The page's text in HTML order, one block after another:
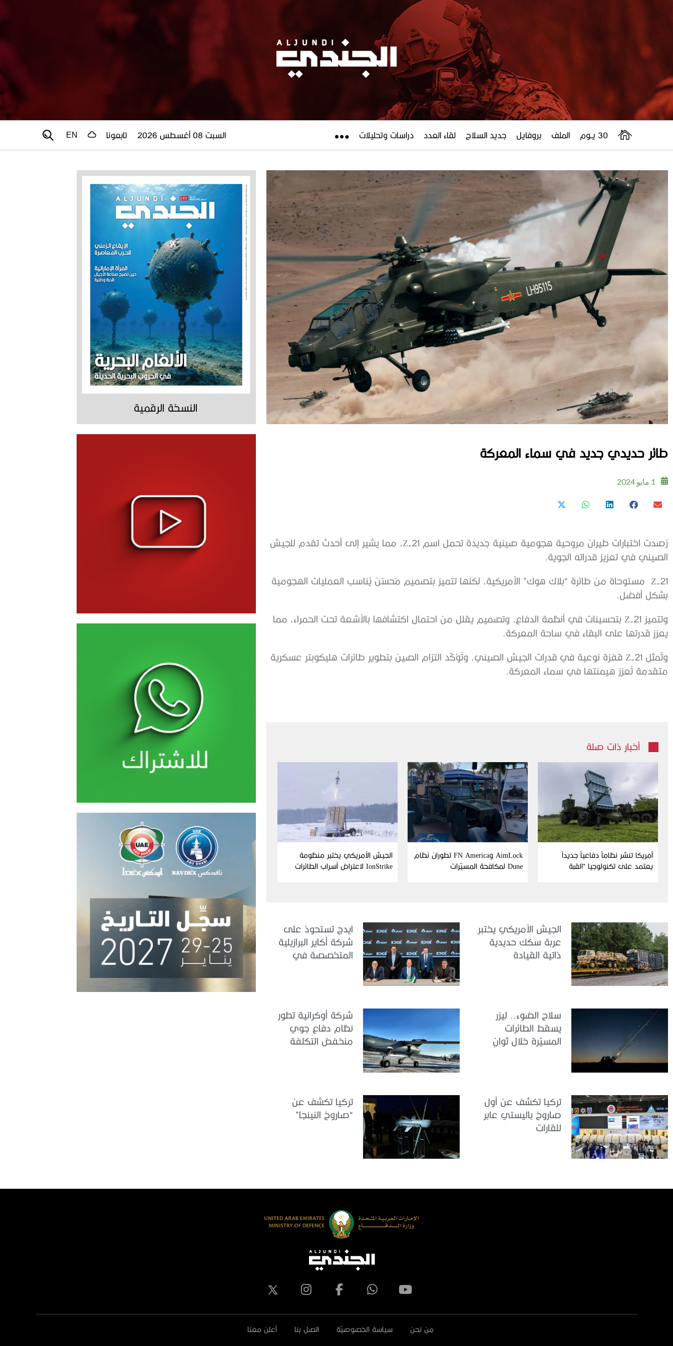
30 يــوم الملف بروفايل جديد السلاح لقاء العدد دراسات وتحليلات السبت 08 أغسطس 2026 تابعونا EN
طائر حديدي جديد في سماء المعركة
1 مايو 2024
رُصدت اختبارات طيران مروحية هجومية صينية جديدة تحمل اسم Z-21، مما يشير إلى أحدث تقدم للجيش
الصيني في تعزيز قدراته الجوية.
Z-21 مستوحاة من طائرة “بلاك هوك” الأمريكية، لكنها تتميز بتصميم مُحسّن يُناسب العمليات الهجومية
بشكل أفضل.
وتتميز Z-21 بتحسينات في أنظمة الدفاع، وتصميم يقلل من احتمال اكتشافها بالأشعة تحت الحمراء، مما
يعزز قدرتها على البقاء في ساحة المعركة.
وتُمثل Z-21 قفزة نوعية في قدرات الجيش الصيني، وتُؤكّد التزام الصين بتطوير طائرات هليكوبتر عسكرية
متقدمة تُعزز هيمنتها في سماء المعركة.
أخبار ذات صلة
أمريكا تنشر نظاماً دفاعياً جديداً
يعتمد على تكنولوجيا “القبة
AimLock وFN America تطوران نظام
Dune لمكافحة المسيّرات
الجيش الأمريكي يختبر منظومة
IonStrike لاعتراض أسراب الطائرات
الجيش الأمريكي يختبر
عربة سكك حديدية
ذاتية القيادة
ايدج تستحوذ على
شركة أكاير البرازيلية
المتخصصة في
سلاح الضوء.. ليزر
يسقط الطائرات
المسيّرة خلال ثوانٍ
شركة أوكرانية تطور
نظام دفاع جوي
منخفض التكلفة
تركيا تكشف عن أول
صاروخ باليستي عابر
للقارات
تركيا تكشف عن
“صاروخ النينجا”
النسخة الرقمية
من نحن سياسة الخصوصيّة اتصل بنا أعلن معنا